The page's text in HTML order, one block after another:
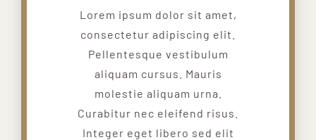
Lorem ipsum dolor sit amet,
consectetur adipiscing elit.
Pellentesque vestibulum
aliquam cursus. Mauris
molestie aliquam urna.
Curabitur nec eleifend risus.
Integer eget libero sed elit